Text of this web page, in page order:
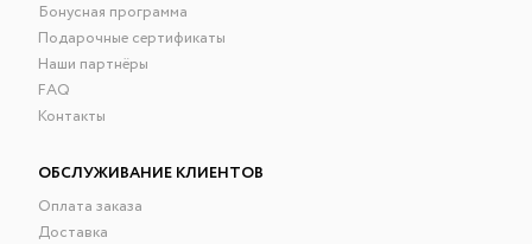
Бонусная программа
Подарочные сертификаты
Наши партнёры
FAQ
Контакты
ОБСЛУЖИВАНИЕ КЛИЕНТОВ
Оплата заказа
Доставка